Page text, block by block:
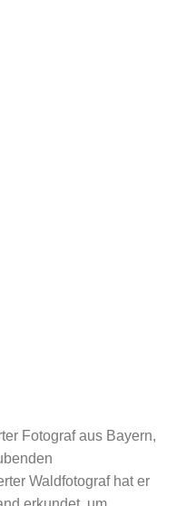
Fotograf aus Bayern,
Waldfotograf hat er